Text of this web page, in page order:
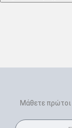
Μάθετε πρώτοι